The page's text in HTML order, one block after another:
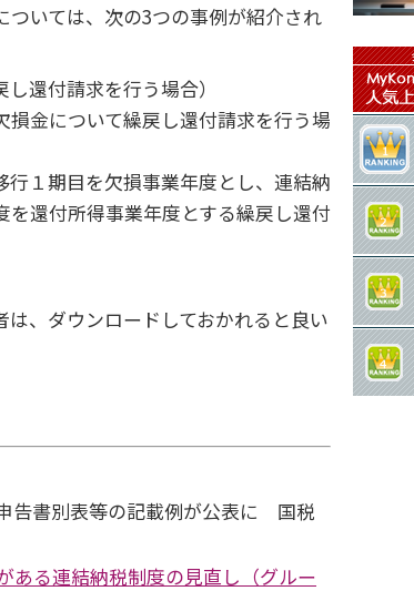
いては、次の3つの事例が紹介され
還付請求を行う場合）
金について繰戻し還付請求を行う場
１期目を欠損事業年度とし、連結納
を還付所得事業年度とする繰戻し還付
、ダウンロードしておかれると良い
告書別表等の記載例が公表に 国税
ある連結納税制度の見直し（グルー